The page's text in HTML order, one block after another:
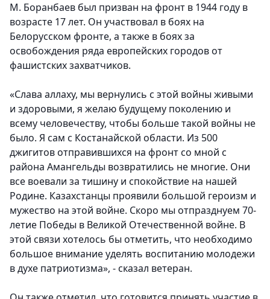
М. Боранбаев был призван на фронт в 1944 году в
возрасте 17 лет. Он участвовал в боях на
Белорусском фронте, а также в боях за
освобождения ряда европейских городов от
фашистских захватчиков.
«Слава аллаху, мы вернулись с этой войны живыми
и здоровыми, я желаю будущему поколению и
всему человечеству, чтобы больше такой войны не
было. Я сам с Костанайской области. Из 500
джигитов отправившихся на фронт со мной с
района Амангельды возвратились не многие. Они
все воевали за тишину и спокойствие на нашей
Родине. Казахстанцы проявили большой героизм и
мужество на этой войне. Скоро мы отпразднуем 70-
летие Победы в Великой Отечественной войне. В
этой связи хотелось бы отметить, что необходимо
большое внимание уделять воспитанию молодежи
в духе патриотизма», - сказал ветеран.